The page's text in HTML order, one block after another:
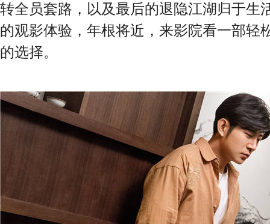
转全员套路，以及最后的退隐江湖归于生
的观影体验，年根将近，来影院看一部轻
的选择。